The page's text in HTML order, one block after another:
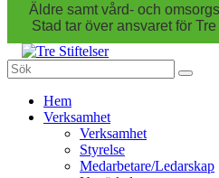
Äldre samt vård- och
Stad tar över ansvaret för
Sök
efter:
vidare
Hem
Verksamhet
Verksamhet
Styrelse
Medarbetare/Ledarskap